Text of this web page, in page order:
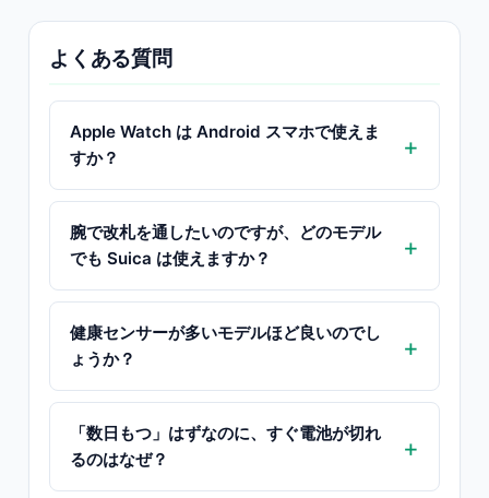
よくある質問
Apple Watch は Android スマホで使えま
すか？
腕で改札を通したいのですが、どのモデル
でも Suica は使えますか？
健康センサーが多いモデルほど良いのでし
ょうか？
「数日もつ」はずなのに、すぐ電池が切れ
るのはなぜ？